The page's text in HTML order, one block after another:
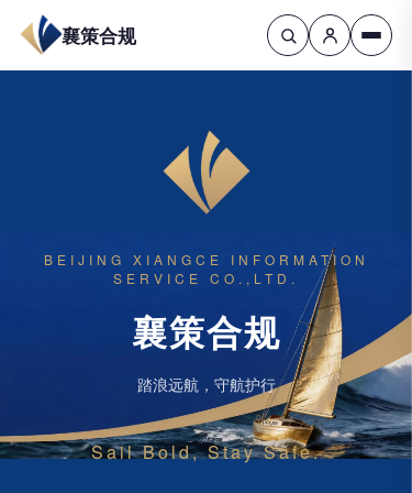
襄策合规
BEIJING XIANGCE INFORMATION
SERVICE CO.,LTD.
襄策合规
踏浪远航，守航护行
Sail Bold, Stay Safe.